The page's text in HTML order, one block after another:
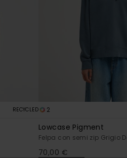
RECYCLED 2
Lowcase Pigment
Felpa con semi zip Grigio
70,00 €